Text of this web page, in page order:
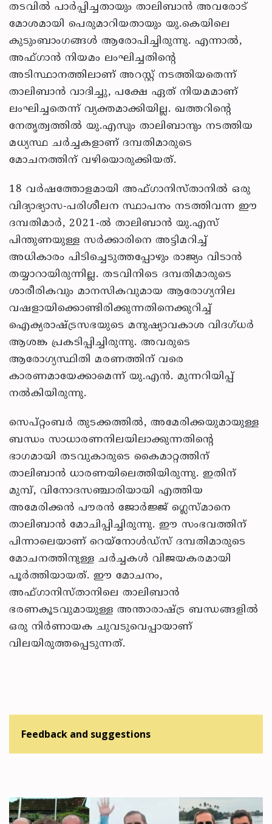
തടവിൽ പാർപ്പിച്ചതായും താലിബാൻ അവരോട്
മോശമായി പെരുമാറിയതായും യു.കെയിലെ
കുടുംബാംഗങ്ങൾ ആരോപിച്ചിരുന്നു. എന്നാൽ,
അഫ്ഗാൻ നിയമം ലംഘിച്ചതിന്റെ
അടിസ്ഥാനത്തിലാണ് അറസ്റ്റ് നടത്തിയതെന്ന്
താലിബാൻ വാദിച്ചു, പക്ഷേ ഏത് നിയമമാണ്
ലംഘിച്ചതെന്ന് വ്യക്തമാക്കിയില്ല. ഖത്തറിന്റെ
നേതൃത്വത്തിൽ യു.എസും താലിബാനും നടത്തിയ
മധ്യസ്ഥ ചർച്ചകളാണ് ദമ്പതിമാരുടെ
മോചനത്തിന് വഴിയൊരുക്കിയത്.
18 വർഷത്തോളമായി അഫ്ഗാനിസ്താനിൽ ഒരു
വിദ്യാഭ്യാസ-പരിശീലന സ്ഥാപനം നടത്തിവന്ന ഈ
ദമ്പതിമാർ, 2021-ൽ താലിബാൻ യു.എസ്
പിന്തുണയുള്ള സർക്കാരിനെ അട്ടിമറിച്ച്
അധികാരം പിടിച്ചെടുത്തപ്പോഴും രാജ്യം വിടാൻ
തയ്യാറായിരുന്നില്ല. തടവിനിടെ ദമ്പതിമാരുടെ
ശാരീരികവും മാനസികവുമായ ആരോഗ്യനില
വഷളായിക്കൊണ്ടിരിക്കുന്നതിനെക്കുറിച്ച്
ഐക്യരാഷ്ട്രസഭയുടെ മനുഷ്യാവകാശ വിദഗ്ധർ
ആശങ്ക പ്രകടിപ്പിച്ചിരുന്നു. അവരുടെ
ആരോഗ്യസ്ഥിതി മരണത്തിന് വരെ
കാരണമായേക്കാമെന്ന് യു.എൻ. മുന്നറിയിപ്പ്
നൽകിയിരുന്നു.
സെപ്റ്റംബർ തുടക്കത്തിൽ, അമേരിക്കയുമായുള്ള
ബന്ധം സാധാരണനിലയിലാക്കുന്നതിന്റെ
ഭാഗമായി തടവുകാരുടെ കൈമാറ്റത്തിന്
താലിബാൻ ധാരണയിലെത്തിയിരുന്നു. ഇതിന്
മുമ്പ്, വിനോദസഞ്ചാരിയായി എത്തിയ
അമേരിക്കൻ പൗരൻ ജോർജ്ജ് ഗ്ലെസ്മാനെ
താലിബാൻ മോചിപ്പിച്ചിരുന്നു. ഈ സംഭവത്തിന്
പിന്നാലെയാണ് റെയ്‌നോൾഡ്‌സ് ദമ്പതിമാരുടെ
മോചനത്തിനുള്ള ചർച്ചകൾ വിജയകരമായി
പൂർത്തിയായത്. ഈ മോചനം,
അഫ്ഗാനിസ്താനിലെ താലിബാൻ
ഭരണകൂടവുമായുള്ള അന്താരാഷ്ട്ര ബന്ധങ്ങളിൽ
ഒരു നിർണായക ചുവടുവെപ്പായാണ്
വിലയിരുത്തപ്പെടുന്നത്.
Feedback and suggestions